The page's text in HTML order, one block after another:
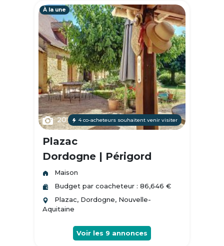
À la une
20 4 co-acheteurs souhaitent venir visiter
Plazac
Dordogne | Périgord
Maison
Budget par coacheteur : 86,646 €
Plazac, Dordogne, Nouvelle-
Aquitaine
Voir les 9 annonces